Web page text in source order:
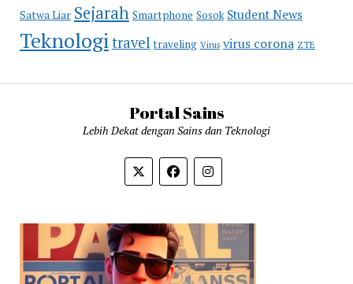
Satwa Liar Sejarah Smartphone Sosok Student News
Teknologi travel traveling Virus virus corona ZTE
Portal Sains
Lebih Dekat dengan Sains dan Teknologi